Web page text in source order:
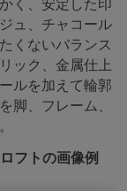
く、安定した印
ュ、チャコール
くないバランス
ック、金属仕上
ルを加えて輪郭
脚、フレーム、
フトの画像例